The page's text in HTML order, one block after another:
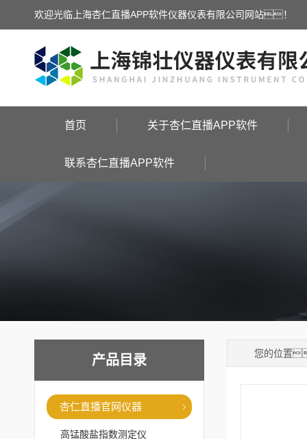
欢迎光临上海杏仁直播APP软件仪器仪表有限公司网站！
首页 关于杏仁直播APP软件
联系杏仁直播APP软件
产品目录
杏仁直播官网仪器
高锰酸盐指数测定仪
您的位置